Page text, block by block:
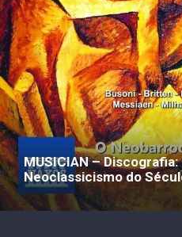
MUSICIAN –
Neoclassicismo do